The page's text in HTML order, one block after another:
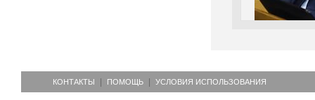
КОНТАКТЫ ПОМОЩЬ УСЛОВИЯ ИСПОЛЬЗОВАНИЯ